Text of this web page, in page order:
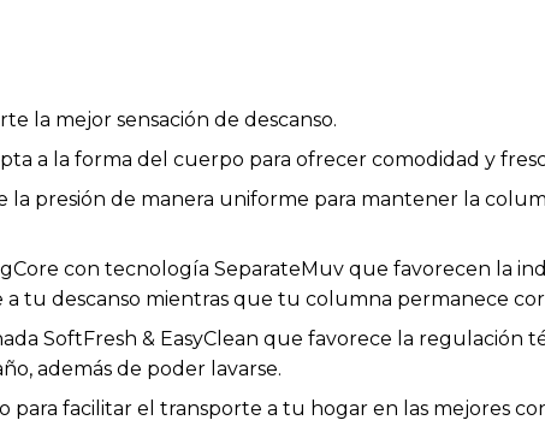
la mejor sensación de descanso.
a la forma del cuerpo para ofrecer comodidad y
la presión de manera uniforme para mantener la
con tecnología SeparateMuv que favorecen la
tu descanso mientras que tu columna permanece
SoftFresh & EasyClean que favorece la regulación
además de poder lavarse.
para facilitar el transporte a tu hogar en las mejores